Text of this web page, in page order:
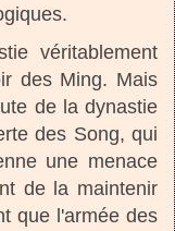
véritablement
des Ming. Mais
de la dynastie
des Song, qui
une menace
de la maintenir
que l'armée des